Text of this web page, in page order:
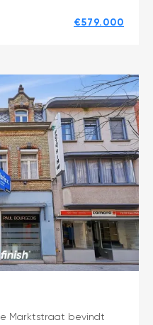
€579.000
Marktstraat bevindt